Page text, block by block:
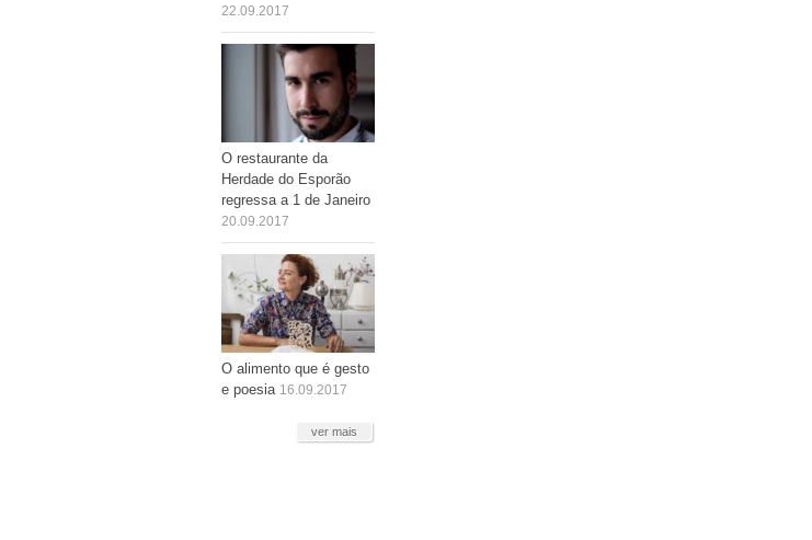
22.09.2017
O restaurante da
Herdade do Esporão
regressa a 1 de Janeiro
20.09.2017
O alimento que é gesto
e poesia 16.09.2017
ver mais